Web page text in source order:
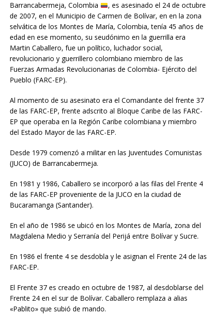
Barrancabermeja, Colombia
, es asesinado el 24 de octubre
de 2007, en el Municipio de Carmen de Bolívar, en en la zona
selvática de los Montes de María, Colombia, tenía 45 años de
edad en ese momento, su seudónimo en la guerrilla era
Martin Caballero, fue un político, luchador social,
revolucionario y guerrillero colombiano miembro de las
Fuerzas Armadas Revolucionarias de Colombia- Ejército del
Pueblo (FARC-EP).
Al momento de su asesinato era el Comandante del frente 37
de las FARC-EP, frente adscrito al Bloque Caribe de las FARC-
EP que operaba en la Región Caribe colombiana y miembro
del Estado Mayor de las FARC-EP.
Desde 1979 comenzó a militar en las Juventudes Comunistas
(JUCO) de Barrancabermeja.
En 1981 y 1986, Caballero se incorporó a las filas del Frente 4
de las FARC-EP proveniente de la JUCO en la ciudad de
Bucaramanga (Santander).
En el año de 1986 se ubicó en los Montes de María, zona del
Magdalena Medio y Serranía del Perijá entre Bolívar y Sucre.
En 1986 el frente 4 se desdobla y le asignan el Frente 24 de las
FARC-EP.
El Frente 37 es creado en octubre de 1987, al desdoblarse del
Frente 24 en el sur de Bolívar. Caballero remplaza a alias
«Pablito» que subió de mando.